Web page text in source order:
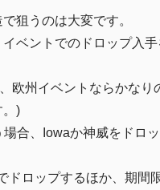
狙うのは大変です。
ベントでのドロップ入手
欧州イベントならかなり
。)
合、Iowaか神威をドロ
ドロップするほか、期間